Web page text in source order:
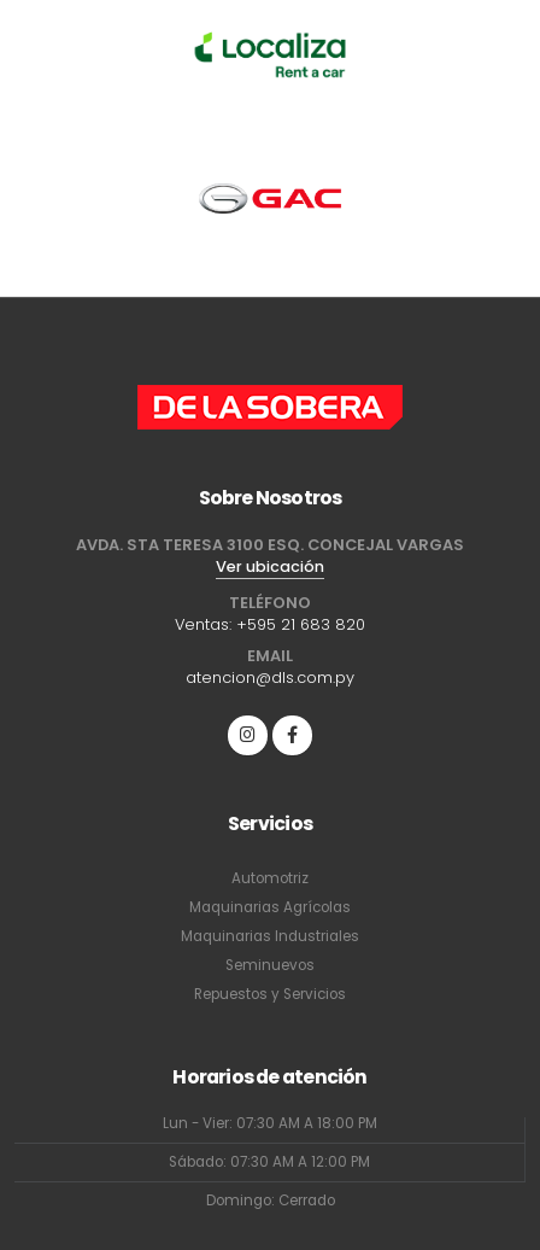
Sobre Nosotros
AVDA. STA TERESA 3100 ESQ. CONCEJAL VARGAS
Ver ubicación
TELÉFONO
Ventas: +595 21 683 820
EMAIL
atencion@dls.com.py
Servicios
Automotriz
Maquinarias Agrícolas
Maquinarias Industriales
Seminuevos
Repuestos y Servicios
Horarios de atención
Lun - Vier: 07:30 AM A 18:00 PM
Sábado: 07:30 AM A 12:00 PM
Domingo: Cerrado